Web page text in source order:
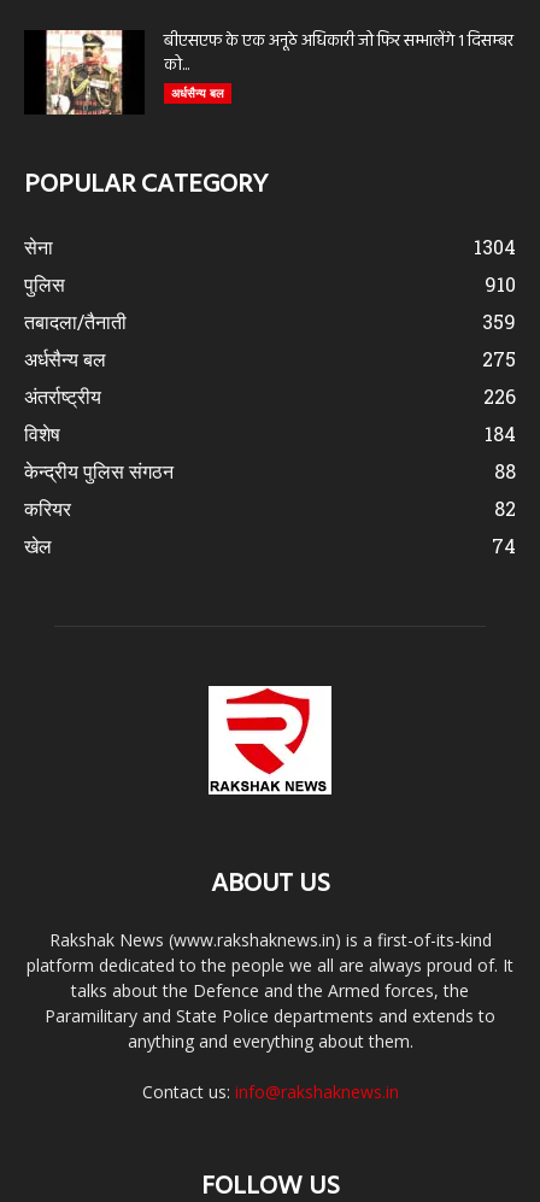
बीएसएफ के एक अनूठे अधिकारी जो फिर सम्भालेंगे 1 दिसम्बर
को...
अर्धसैन्य बल
POPULAR CATEGORY
सेना
1304
पुलिस
910
तबादला/तैनाती
359
अर्धसैन्य बल
275
अंतर्राष्ट्रीय
226
विशेष
184
केन्द्रीय पुलिस संगठन
88
करियर
82
खेल
74
ABOUT US
Rakshak News (www.rakshaknews.in) is a first-of-its-kind
platform dedicated to the people we all are always proud of. It
talks about the Defence and the Armed forces, the
Paramilitary and State Police departments and extends to
anything and everything about them.
Contact us: info@rakshaknews.in
FOLLOW US